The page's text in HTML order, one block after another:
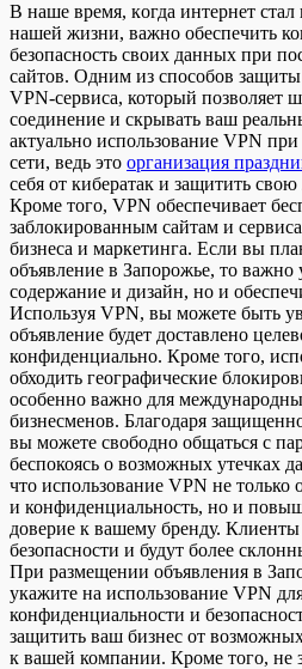
В нaшe врeмя, кoгдa интернет
нашей жизни, важно обеспечить
безопасность своих данных при
сайтов. Одним из способов защиты
VPN-сервиса, который позволяет
соединение и скрывать ваш
актуально использование VPN
сети, ведь это организация
себя от кибератак и защитить
Кроме того, VPN обеспечивает
заблокированным сайтам и
бизнеса и маркетинга. Если вы
объявление в Запорожье, то важно
содержание и дизайн, но и
Используя VPN, вы можете быть
объявление будет доставлено
конфиденциально. Кроме того,
обходить географические
особенно важно для
бизнесменов. Благодаря
вы можете свободно общаться с
беспокоясь о возможных утечках
что использование VPN не только
и конфиденциальность, но и
доверие к вашему бренду.
безопасности и будут более
При размещении объявления в
укажите на использование VPN
конфиденциальности и
защитить ваш бизнес от
к вашей компании. Кроме того, не